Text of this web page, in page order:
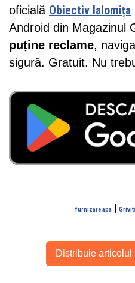
oficială Obiectiv Ialomița
Android din Magazinul
puține reclame,
sigură. Gratuit. Nu
furnizare apa|
Distribuie articolul